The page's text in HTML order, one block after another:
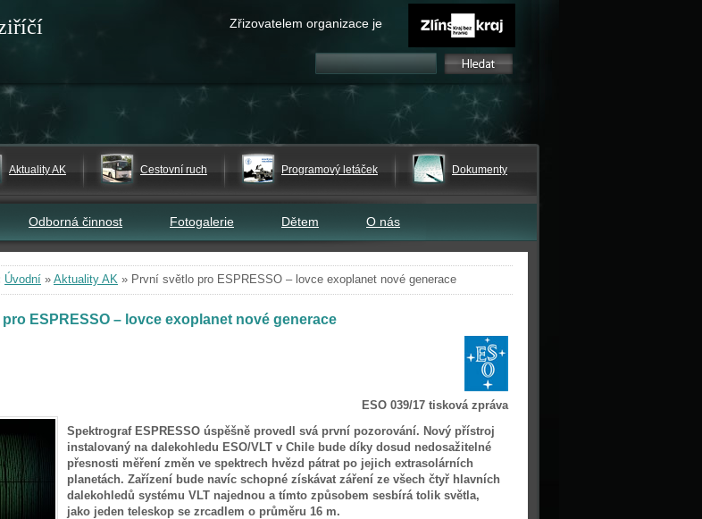
Zřizovatelem organizace je
Aktuality AK Cestovní ruch Programový letáček Dokumenty
Odborná činnost Fotogalerie Dětem O nás
Úvodní » Aktuality AK » První světlo pro ESPRESSO – lovce exoplanet nové generace
ESPRESSO – lovce exoplanet nové generace
ESO 039/17 tisková zpráva
Spektrograf ESPRESSO úspěšně provedl svá první pozorování. Nový přístroj
instalovaný na dalekohledu ESO/VLT v Chile bude díky dosud nedosažitelné
přesnosti měření změn ve spektrech hvězd pátrat po jejich extrasolárních
planetách. Zařízení bude navíc schopné získávat záření ze všech čtyř hlavních
dalekohledů systému VLT najednou a tímto způsobem sesbírá tolik světla,
jako jeden teleskop se zrcadlem o průměru 16 m.